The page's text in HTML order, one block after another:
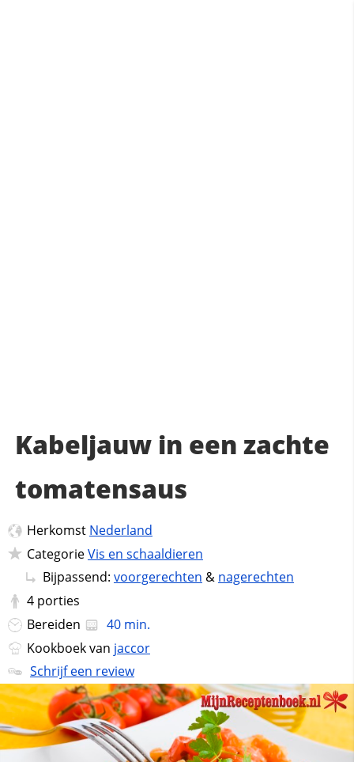
Kabeljauw in een zachte
tomatensaus
Herkomst Nederland
CategorieVis en schaaldieren
Bijpassend: voorgerechten & nagerechten
4 porties
Bereiden
40 min.
Kookboek van jaccor
Schrijf een review